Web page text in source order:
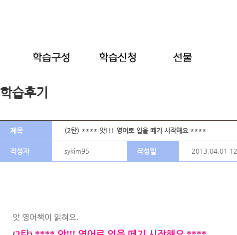
학습후기
제목 (2탄) **** 앗!!! 영어로 입을 떼기 시작해요 ****
작성자 sykim95 작성일 2013.04.01
앗 영어책이 읽혀요.